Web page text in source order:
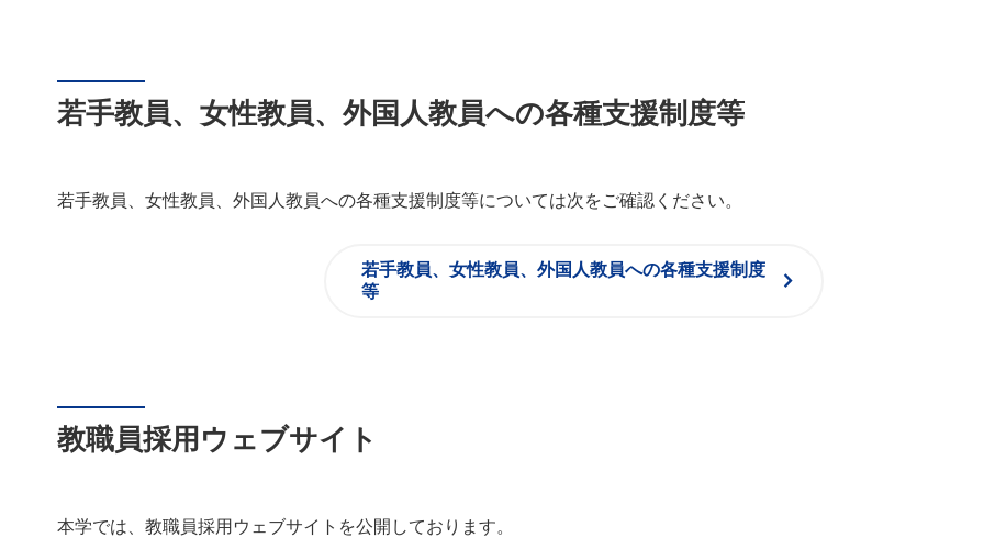
若手教員、女性教員、外国人教員への各種支援制度等
若手教員、女性教員、外国人教員への各種支援制度等については次をご確認ください。
若手教員、女性教員、外国人教員への各種支援制度
等
chevron_right
教職員採用ウェブサイト
本学では、教職員採用ウェブサイトを公開しております。